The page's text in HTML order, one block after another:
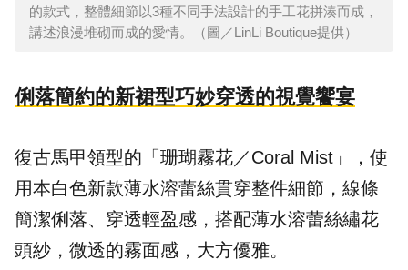
的款式，整體細節以3種不同手法設計的手工花拼湊而成，
講述浪漫堆砌而成的愛情。（圖／LinLi Boutique提供）
俐落簡約的新裙型巧妙穿透的視覺饗宴
復古馬甲領型的「珊瑚霧花／Coral Mist」，使
用本白色新款薄水溶蕾絲貫穿整件細節，線條
簡潔俐落、穿透輕盈感，搭配薄水溶蕾絲繡花
頭紗，微透的霧面感，大方優雅。